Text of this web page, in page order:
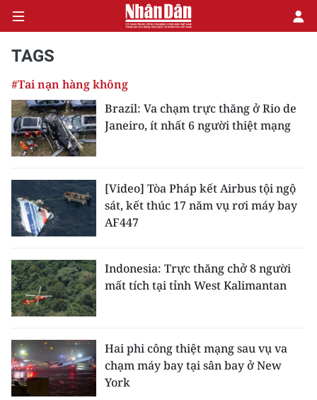
CHÍNH TRỊ
KINH TẾ
XÃ HỘI
PHÁP LUẬT
DU LỊCH
THẾ GIỚI
GIÁO DỤC
TAGS
#Tai nạn hàng không
Brazil: Va chạm trực thăng ở Rio de
Janeiro, ít nhất 6 người thiệt mạng
[Video] Tòa Pháp kết Airbus tội ngộ
sát, kết thúc 17 năm vụ rơi máy bay
AF447
Indonesia: Trực thăng chở 8 người
mất tích tại tỉnh West Kalimantan
Hai phi công thiệt mạng sau vụ va
chạm máy bay tại sân bay ở New
York